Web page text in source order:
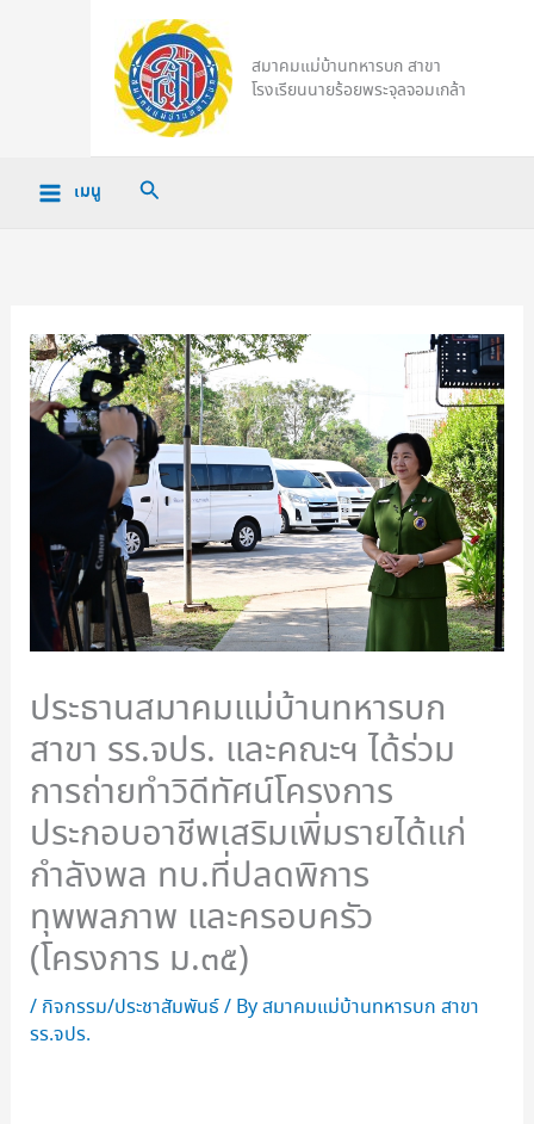
สมาคมแม่บ้านทหารบก สาขา
โรงเรียนนายร้อยพระจุลจอมเกล้า
เมนู Search
ประธานสมาคมแม่บ้านทหารบก
สาขา รร.จปร. และคณะฯ ได้ร่วม
การถ่ายทำวิดีทัศน์โครงการ
ประกอบอาชีพเสริมเพิ่มรายได้แก่
กำลังพล ทบ.ที่ปลดพิการ
ทุพพลภาพ และครอบครัว
(โครงการ ม.๓๕)
/ กิจกรรม/ประชาสัมพันธ์/ Byสมาคมแม่บ้านทหารบก สาขา
รร.จปร.